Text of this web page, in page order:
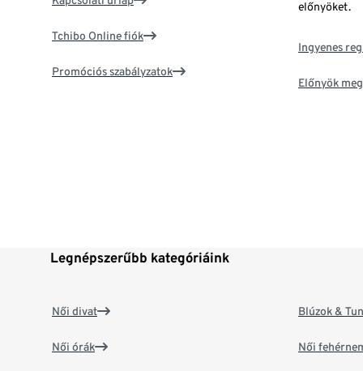
Tchibo Online fiók
Promóciós szabályzatok
előnyöket.
Ingyenes
Előnyök
Legnépszerűbb kategóriáink
Női divat
Női órák
Blúzok &
Női